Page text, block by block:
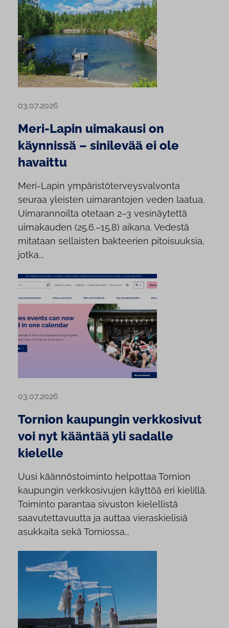
03.07.2026
Meri-Lapin uimakausi on
käynnissä – sinilevää ei ole
havaittu
Meri-Lapin ympäristöterveysvalvonta
seuraa yleisten uimarantojen veden laatua.
Uimarannoilta otetaan 2–3 vesinäytettä
uimakauden (25.6.–15.8) aikana. Vedestä
mitataan sellaisten bakteerien pitoisuuksia,
jotka...
03.07.2026
Tornion kaupungin verkkosivut
voi nyt kääntää yli sadalle
kielelle
Uusi käännöstoiminto helpottaa Tornion
kaupungin verkkosivujen käyttöä eri kielillä.
Toiminto parantaa sivuston kielellistä
saavutettavuutta ja auttaa vieraskielisiä
asukkaita sekä Torniossa...